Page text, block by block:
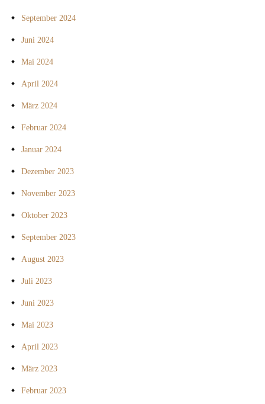
September 2024
Juni 2024
Mai 2024
April 2024
März 2024
Februar 2024
Januar 2024
Dezember 2023
November 2023
Oktober 2023
September 2023
August 2023
Juli 2023
Juni 2023
Mai 2023
April 2023
März 2023
Februar 2023